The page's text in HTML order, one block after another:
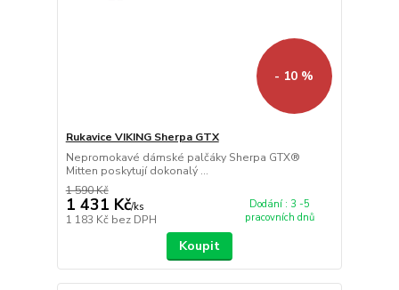
- 10 %
Rukavice VIKING Sherpa GTX
Nepromokavé dámské palčáky Sherpa GTX®
Mitten poskytují dokonalý ...
1 590 Kč
1 431 Kč/ks
1 183 Kč bez DPH
Dodání : 3 -5
pracovních dnů
Koupit